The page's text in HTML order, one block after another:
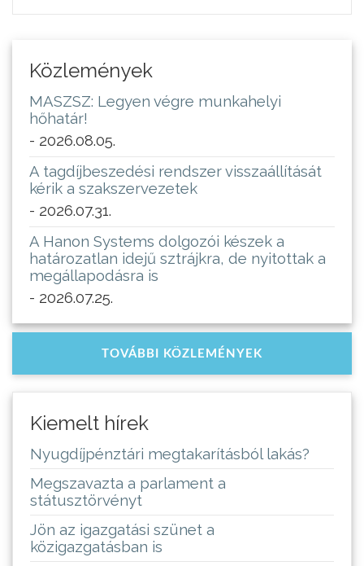
Közlemények
MASZSZ: Legyen végre munkahelyi
hőhatár!
- 2026.08.05.
A tagdíjbeszedési rendszer visszaállítását
kérik a szakszervezetek
- 2026.07.31.
A Hanon Systems dolgozói készek a
határozatlan idejű sztrájkra, de nyitottak a
megállapodásra is
- 2026.07.25.
TOVÁBBI KÖZLEMÉNYEK
Kiemelt hírek
Nyugdíjpénztári megtakarításból lakás?
Megszavazta a parlament a
státusztörvényt
Jön az igazgatási szünet a
közigazgatásban is